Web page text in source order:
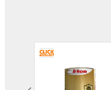
POŠALJI